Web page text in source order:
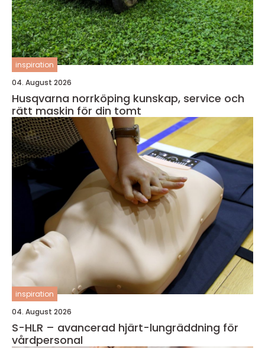
inspiration
04. August 2026
Husqvarna norrköping kunskap, service och
rätt maskin för din tomt
inspiration
04. August 2026
S-HLR – avancerad hjärt-lungräddning för
vårdpersonal